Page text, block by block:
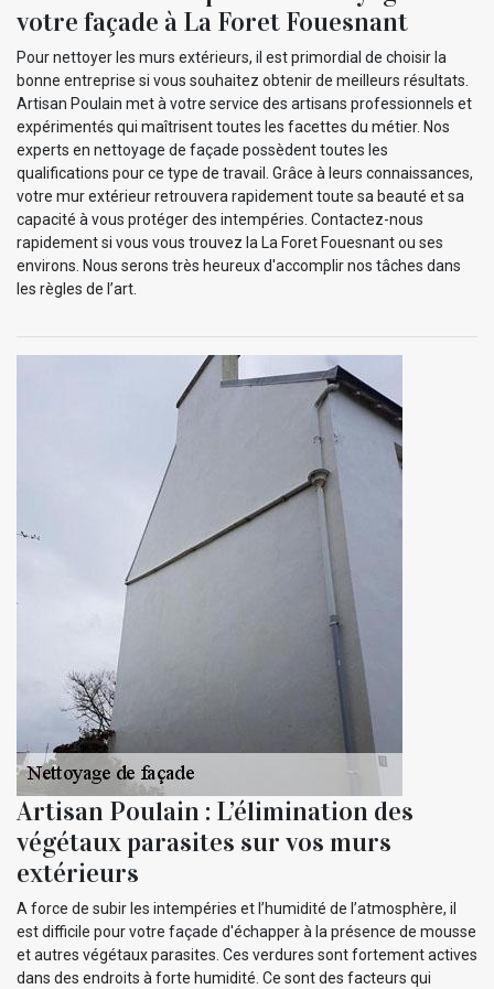
votre façade à La Foret Fouesnant
Pour nettoyer les murs extérieurs, il est primordial de choisir la
bonne entreprise si vous souhaitez obtenir de meilleurs résultats.
Artisan Poulain met à votre service des artisans professionnels et
expérimentés qui maîtrisent toutes les facettes du métier. Nos
experts en nettoyage de façade possèdent toutes les
qualifications pour ce type de travail. Grâce à leurs connaissances,
votre mur extérieur retrouvera rapidement toute sa beauté et sa
capacité à vous protéger des intempéries. Contactez-nous
rapidement si vous vous trouvez la La Foret Fouesnant ou ses
environs. Nous serons très heureux d'accomplir nos tâches dans
les règles de l’art.
Artisan Poulain : L’élimination des
végétaux parasites sur vos murs
extérieurs
A force de subir les intempéries et l’humidité de l’atmosphère, il
est difficile pour votre façade d'échapper à la présence de mousse
et autres végétaux parasites. Ces verdures sont fortement actives
dans des endroits à forte humidité. Ce sont des facteurs qui